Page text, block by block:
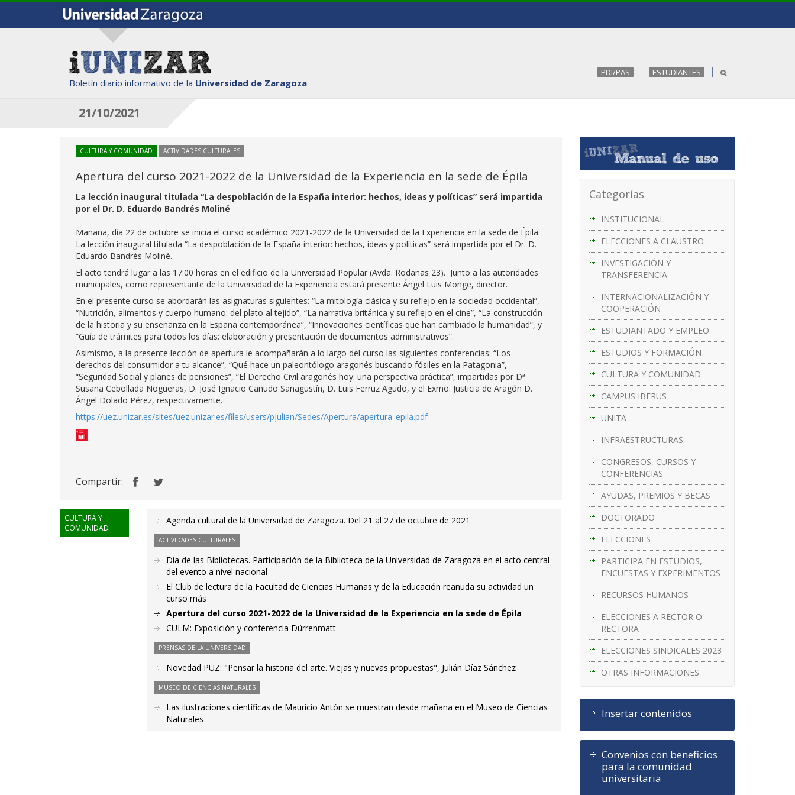
Boletín diario informativo de la Universidad de Zaragoza
PDI/PAS ESTUDIANTES
21/10/2021
Categorías
INSTITUCIONAL
ELECCIONES A CLAUSTRO
INVESTIGACIÓN Y
TRANSFERENCIA
INTERNACIONALIZACIÓN Y
COOPERACIÓN
ESTUDIANTADO Y EMPLEO
ESTUDIOS Y FORMACIÓN
CULTURA Y COMUNIDAD
CAMPUS IBERUS
UNITA
INFRAESTRUCTURAS
CONGRESOS, CURSOS Y
CONFERENCIAS
AYUDAS, PREMIOS Y BECAS
DOCTORADO
ELECCIONES
PARTICIPA EN ESTUDIOS,
ENCUESTAS Y EXPERIMENTOS
RECURSOS HUMANOS
ELECCIONES A RECTOR O
RECTORA
ELECCIONES SINDICALES 2023
OTRAS INFORMACIONES
Insertar contenidos
Convenios con beneficios
para la comunidad
universitaria
CULTURA Y COMUNIDAD ACTIVIDADES CULTURALES
Apertura del curso 2021-2022 de la Universidad de la Experiencia en la sede de Épila
La lección inaugural titulada “La despoblación de la España interior: hechos, ideas y políticas” será impartida
por el Dr. D. Eduardo Bandrés Moliné
Mañana, día 22 de octubre se inicia el curso académico 2021-2022 de la Universidad de la Experiencia en la sede de Épila.
La lección inaugural titulada “La despoblación de la España interior: hechos, ideas y políticas” será impartida por el Dr. D.
Eduardo Bandrés Moliné.
El acto tendrá lugar a las 17:00 horas en el edificio de la Universidad Popular (Avda. Rodanas 23). Junto a las autoridades
municipales, como representante de la Universidad de la Experiencia estará presente Ángel Luis Monge, director.
En el presente curso se abordarán las asignaturas siguientes: “La mitología clásica y su reflejo en la sociedad occidental”,
“Nutrición, alimentos y cuerpo humano: del plato al tejido”, “La narrativa británica y su reflejo en el cine”, “La construcción
de la historia y su enseñanza en la España contemporánea”, “Innovaciones científicas que han cambiado la humanidad”, y
“Guía de trámites para todos los días: elaboración y presentación de documentos administrativos”.
Asimismo, a la presente lección de apertura le acompañarán a lo largo del curso las siguientes conferencias: “Los
derechos del consumidor a tu alcance”, “Qué hace un paleontólogo aragonés buscando fósiles en la Patagonia”,
“Seguridad Social y planes de pensiones”, “El Derecho Civil aragonés hoy: una perspectiva práctica”, impartidas por Dª
Susana Cebollada Nogueras, D. José Ignacio Canudo Sanagustín, D. Luis Ferruz Agudo, y el Exmo. Justicia de Aragón D.
Ángel Dolado Pérez, respectivamente.
https://uez.unizar.es/sites/uez.unizar.es/files/users/pjulian/Sedes/Apertura/apertura_epila.pdf
Compartir:
CULTURA Y
COMUNIDAD
Agenda cultural de la Universidad de Zaragoza. Del 21 al 27 de octubre de 2021
ACTIVIDADES CULTURALES
Día de las Bibliotecas. Participación de la Biblioteca de la Universidad de Zaragoza en el acto central
del evento a nivel nacional
El Club de lectura de la Facultad de Ciencias Humanas y de la Educación reanuda su actividad un
curso más
Apertura del curso 2021-2022 de la Universidad de la Experiencia en la sede de Épila
CULM: Exposición y conferencia Dürrenmatt
PRENSAS DE LA UNIVERSIDAD
Novedad PUZ: "Pensar la historia del arte. Viejas y nuevas propuestas", Julián Díaz Sánchez
MUSEO DE CIENCIAS NATURALES
Las ilustraciones científicas de Mauricio Antón se muestran desde mañana en el Museo de Ciencias
Naturales